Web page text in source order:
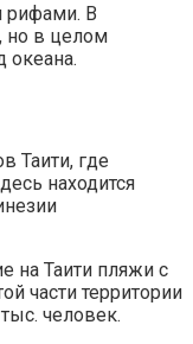
рифами. В
но в целом
океана.
Таити, где
находится
на Таити пляжи с
части территории
человек.